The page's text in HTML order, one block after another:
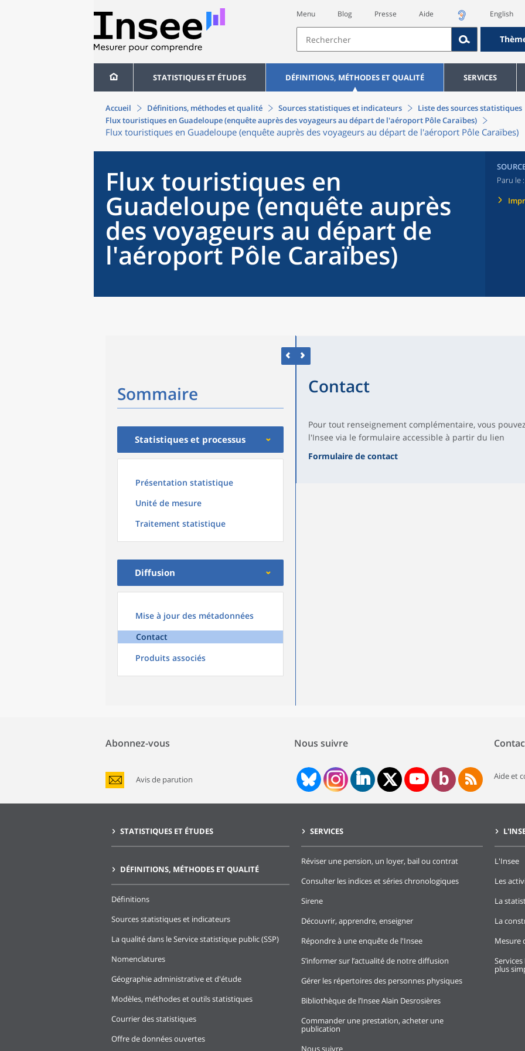
Menu Blog Presse Aide English
STATISTIQUES ET ÉTUDES DÉFINITIONS, MÉTHODES ET QUALITÉ SERVICES
Accueil Définitions, méthodes et qualité Sources statistiques et indicateurs
Liste des sources statistiques
Flux touristiques en Guadeloupe (enquête auprès des voyageurs au départ de l'aéroport Pôle Caraïbes)
Flux touristiques en Guadeloupe (enquête auprès des voyageurs au départ de l'aéroport Pôle Caraïbes)
Flux touristiques en
Guadeloupe (enquête auprès
des voyageurs au départ de
l'aéroport Pôle Caraïbes)
Paru le :
Sommaire
Statistiques et processus
Présentation statistique
Unité de mesure
Traitement statistique
Diffusion
Mise à jour des métadonnées
Contact
Produits associés
Contact
Pour tout renseignement complémentaire, vous
l'Insee via le formulaire accessible à partir du lien
Formulaire de contact
Abonnez-vous
Avis de parution
Nous suivre
Aide et
STATISTIQUES ET ÉTUDES
DÉFINITIONS, MÉTHODES ET QUALITÉ
Définitions
Sources statistiques et indicateurs
La qualité dans le Service statistique public (SSP)
Nomenclatures
Géographie administrative et d'étude
Modèles, méthodes et outils statistiques
Courrier des statistiques
Offre de données ouvertes
SERVICES
Réviser une pension, un loyer, bail ou contrat
Consulter les indices et séries chronologiques
Sirene
Découvrir, apprendre, enseigner
Répondre à une enquête de l'Insee
S’informer sur l’actualité de notre diffusion
Gérer les répertoires des personnes physiques
Bibliothèque de l’Insee Alain Desrosières
Commander une prestation, acheter une
publication
Nous suivre
L'Insee
Les
La
La
Mesure
plus